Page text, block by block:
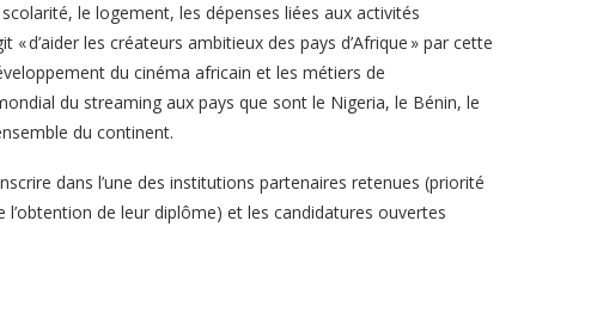
le logement, les dépenses liées aux activités
d’aider les créateurs ambitieux des pays d’Afrique » par cette
du cinéma africain et les métiers de
du streaming aux pays que sont le Nigeria, le Bénin, le
du continent.
dans l’une des institutions partenaires retenues (priorité
de leur diplôme) et les candidatures ouvertes